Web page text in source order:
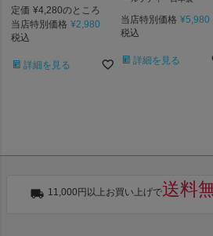
定価 ¥4,280のところ
当店特別価格 ¥2,980
税込
詳細を見る
当店特別価格 ¥5,980
税込
詳細を見る
11,000円以上お買い上げで送料